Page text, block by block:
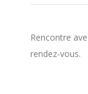
Rencontre
rendez-vous.